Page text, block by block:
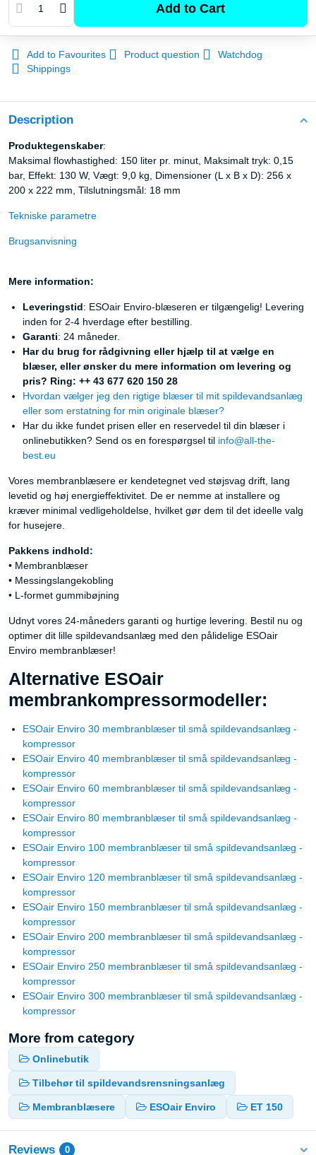
Add to Cart
Add to Favourites Product question
Watchdog
Shippings
Description
Produktegenskaber:
Maksimal flowhastighed: 150 liter pr. minut, Maksimalt tryk: 0,15
bar, Effekt: 130 W, Vægt: 9,0 kg, Dimensioner (L x B x D): 256 x
200 x 222 mm, Tilslutningsmål: 18 mm
Tekniske parametre
Brugsanvisning
Mere information:
Leveringstid: ESOair Enviro-blæseren er tilgængelig! Levering
inden for 2-4 hverdage efter bestilling.
Garanti: 24 måneder.
Har du brug for rådgivning eller hjælp til at vælge en
blæser, eller ønsker du mere information om levering og
pris? Ring: ++ 43 677 620 150 28
Hvordan vælger jeg den rigtige blæser til mit spildevandsanlæg
eller som erstatning for min originale blæser?
Har du ikke fundet prisen eller en reservedel til din blæser i
onlinebutikken? Send os en forespørgsel til info@all-the-
best.eu
Vores membranblæsere er kendetegnet ved støjsvag drift, lang
levetid og høj energieffektivitet. De er nemme at installere og
kræver minimal vedligeholdelse, hvilket gør dem til det ideelle valg
for husejere.
Pakkens indhold:
• Membranblæser
• Messingslangekobling
• L-formet gummibøjning
Udnyt vores 24-måneders garanti og hurtige levering. Bestil nu og
optimer dit lille spildevandsanlæg med den pålidelige ESOair
Enviro membranblæser!
Alternative ESOair
membrankompressormodeller:
ESOair Enviro 30 membranblæser til små spildevandsanlæg -
kompressor
ESOair Enviro 40 membranblæser til små spildevandsanlæg -
kompressor
ESOair Enviro 60 membranblæser til små spildevandsanlæg -
kompressor
ESOair Enviro 80 membranblæser til små spildevandsanlæg -
kompressor
ESOair Enviro 100 membranblæser til små spildevandsanlæg -
kompressor
ESOair Enviro 120 membranblæser til små spildevandsanlæg -
kompressor
ESOair Enviro 150 membranblæser til små spildevandsanlæg -
kompressor
ESOair Enviro 200 membranblæser til små spildevandsanlæg -
kompressor
ESOair Enviro 250 membranblæser til små spildevandsanlæg -
kompressor
ESOair Enviro 300 membranblæser til små spildevandsanlæg -
kompressor
More from category
Onlinebutik
Tilbehør til spildevandsrensningsanlæg
Membranblæsere ESOair Enviro ET 150
Reviews 0